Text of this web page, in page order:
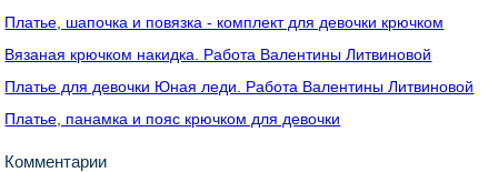
Платье, шапочка и повязка - комплект для девочки крючком
Вязаная крючком накидка. Работа Валентины Литвиновой
Платье для девочки Юная леди. Работа Валентины Литвиновой
Платье, панамка и пояс крючком для девочки
Комментарии